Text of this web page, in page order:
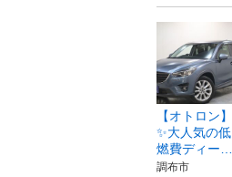
【オトロン】
✨大人気の低
燃費ディー…
調布市